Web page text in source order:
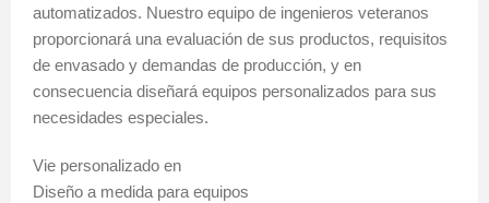
automatizados. Nuestro equipo de ingenieros veteranos
proporcionará una evaluación de sus productos, requisitos
de envasado y demandas de producción, y en
consecuencia diseñará equipos personalizados para sus
necesidades especiales.
Vie personalizado en
Diseño a medida para equipos